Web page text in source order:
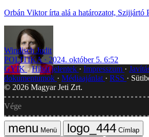
Orbán Viktor írta alá a határozatot, Szijjártó
Windisch Judit
POLITIKA
2024. október 5. 6:52
GYIK Hibát jelentek Impresszum
dokumentumok
Médiaajánlat RSS
© 2026 Magyar Jeti Zrt.
Vége
Menü Címlap